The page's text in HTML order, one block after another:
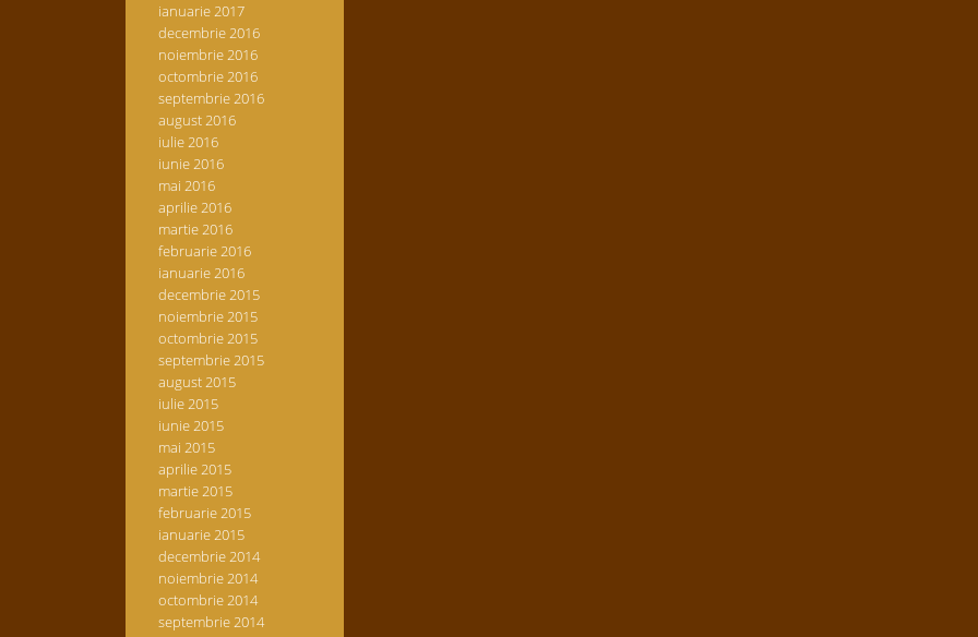
ianuarie 2017
decembrie 2016
noiembrie 2016
octombrie 2016
septembrie 2016
august 2016
iulie 2016
iunie 2016
mai 2016
aprilie 2016
martie 2016
februarie 2016
ianuarie 2016
decembrie 2015
noiembrie 2015
octombrie 2015
septembrie 2015
august 2015
iulie 2015
iunie 2015
mai 2015
aprilie 2015
martie 2015
februarie 2015
ianuarie 2015
decembrie 2014
noiembrie 2014
octombrie 2014
septembrie 2014